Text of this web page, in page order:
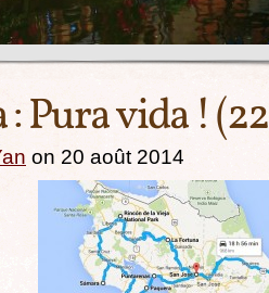
: Pura vida !
on 20 août 2014